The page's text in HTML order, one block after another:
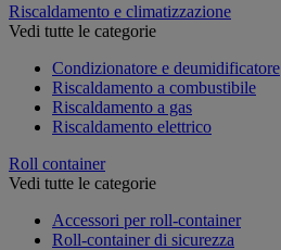
Riscaldamento e climatizzazione
Vedi tutte le categorie
Condizionatore e deumidificatore
Riscaldamento a combustibile
Riscaldamento a gas
Riscaldamento elettrico
Roll container
Vedi tutte le categorie
Accessori per roll-container
Roll-container di sicurezza